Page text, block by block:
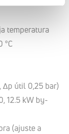
temperatura
°C
∆p útil 0,25 bar)
12.5 kW by-
(ajuste a